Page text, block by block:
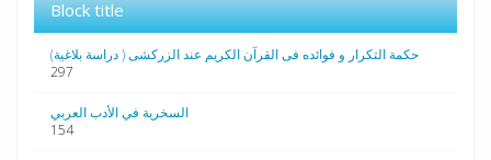
Block title
حکمة التکرار و فوائده فی القرآن الکریم عند الزرکشی ( دراسة بلاغیة)
297
السخرية في الأدب العربي
154